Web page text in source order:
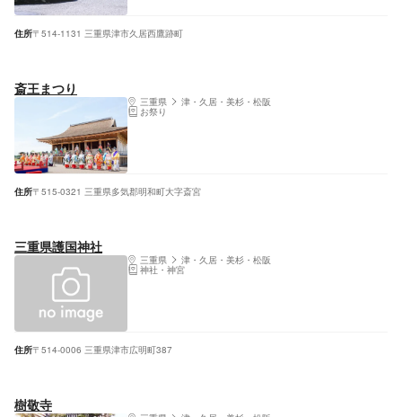
住所〒514-1131 三重県津市久居西鷹跡町
斎王まつり
三重県 津・久居・美杉・松阪
お祭り
住所〒515-0321 三重県多気郡明和町大字斎宮
三重県護国神社
三重県 津・久居・美杉・松阪
神社・神宮
住所〒514-0006 三重県津市広明町387
樹敬寺